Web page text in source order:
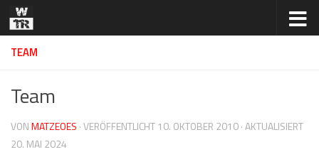
Zum Inhalt springen
TEAM
Team
VONMATZEOES · VERÖFFENTLICHT10. OKTOBER 2010· AKTUALISIERT
20. MAI 2024